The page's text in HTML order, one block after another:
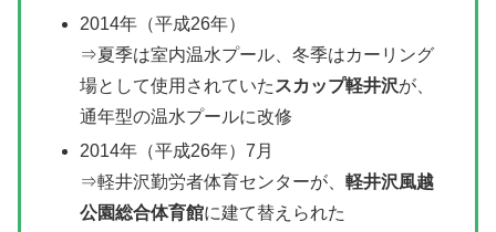
2014年（平成26年）
⇒夏季は室内温水プール、冬季はカーリング
場として使用されていた スカップ軽井沢が、
通年型の温水プールに改修
2014年（平成26年）7月
⇒軽井沢勤労者体育センターが、軽井沢風越
公園総合体育館に建て替えられた